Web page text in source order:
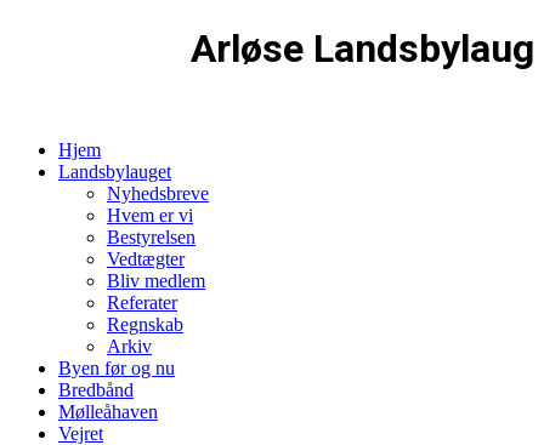
Arløse Landsbylaug
Hjem
Landsbylauget
Nyhedsbreve
Hvem er vi
Bestyrelsen
Vedtægter
Bliv medlem
Referater
Regnskab
Arkiv
Byen før og nu
Bredbånd
Mølleåhaven
Vejret